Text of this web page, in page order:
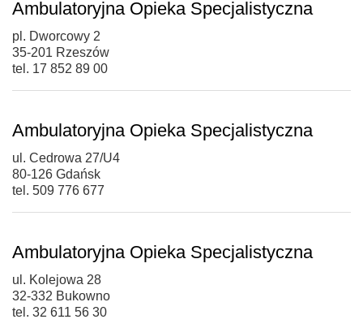
Ambulatoryjna Opieka Specjalistyczna
pl. Dworcowy 2
35-201 Rzeszów
tel. 17 852 89 00
Ambulatoryjna Opieka Specjalistyczna
ul. Cedrowa 27/U4
80-126 Gdańsk
tel. 509 776 677
Ambulatoryjna Opieka Specjalistyczna
ul. Kolejowa 28
32-332 Bukowno
tel. 32 611 56 30